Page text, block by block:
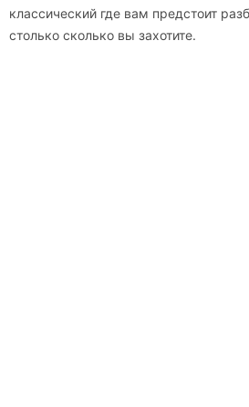
классический где вам предстоит
столько сколько вы захотите.